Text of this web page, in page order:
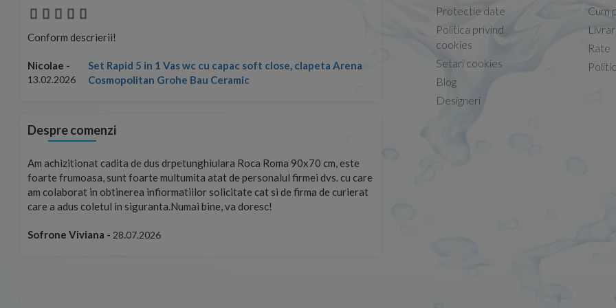
Conform descrierii!
Nicolae -
13.02.2026
Set Rapid 5 in 1 Vas wc cu capac soft close, clapeta Arena
Cosmopolitan Grohe Bau Ceramic
Conform descrierii!
13.02.2026
Despre comenzi
Am achizitionat cadita de dus drpetunghiulara Roca Roma 90x70 cm, este
foarte frumoasa, sunt foarte multumita atat de personalul firmei dvs. cu care
am colaborat in obtinerea infiormatiilor solicitate cat si de firma de curierat
care a adus coletul in siguranta.Numai bine, va doresc!
Sofrone Viviana - 28.07.2026
Protectie date
Politica privind
cookies
Setari cookies
Blog
Designeri
Cum
Rate